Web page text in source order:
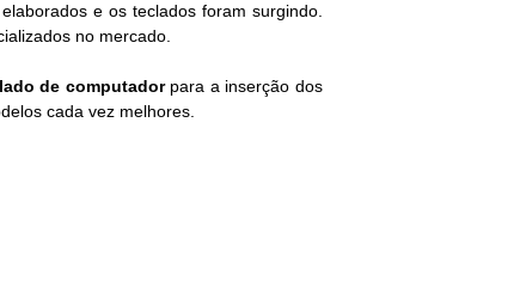
e os teclados foram surgindo.
no mercado.
de computador para a inserção dos
cada vez melhores.